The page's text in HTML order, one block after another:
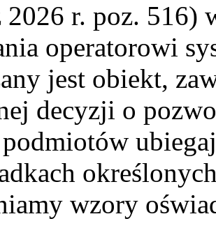
r. poz. 516)
operatorowi
jest obiekt,
decyzji o
wzory